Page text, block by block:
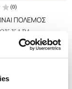
(0)
ΠΟΛΕΜΟΣ
ΧΑΡΑ
4580-1886